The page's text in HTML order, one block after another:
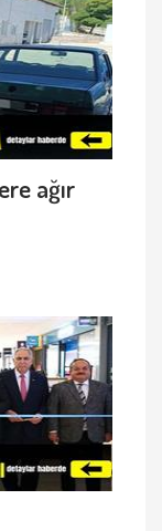
ağır